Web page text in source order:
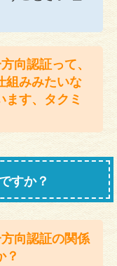
向認証って、
組みみたいな
ます、タクミ
すか？
向認証の関係
？